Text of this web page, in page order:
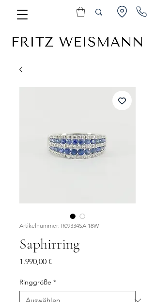
Artikelnummer: R09334SA.18W
Saphirring
1.990,00 €
Ringgröße *